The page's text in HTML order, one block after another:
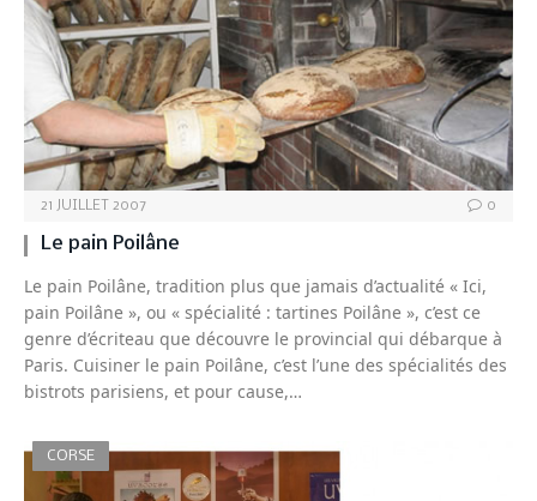
21 JUILLET 2007 0
Le pain Poilâne
Le pain Poilâne, tradition plus que jamais d’actualité « Ici,
pain Poilâne », ou « spécialité : tartines Poilâne », c’est ce
genre d’écriteau que découvre le provincial qui débarque à
Paris. Cuisiner le pain Poilâne, c’est l’une des spécialités des
bistrots parisiens, et pour cause,…
CORSE